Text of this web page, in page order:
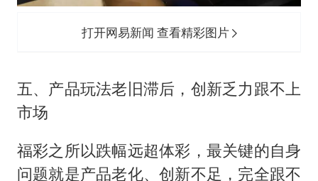
打开网易新闻 查看精彩图片
五、产品玩法老旧滞后，创新乏力跟不上
市场
福彩之所以跌幅远超体彩，最关键的自身
问题就是产品老化、创新不足，完全跟不